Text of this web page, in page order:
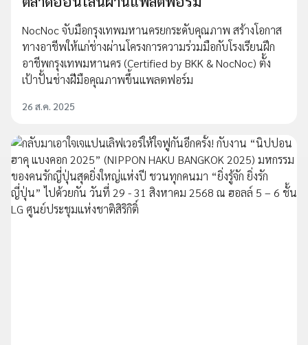
NocNoc จับมือกรุงเทพมหานครยกระดับคุณภาพ สร้างโอกาส
ทางอาชีพให้แก่ช่างผ่านโครงการความร่วมมือกับโรงเรียนฝึก
อาชีพกรุงเทพมหานคร (Certified by BKK & NocNoc) ตั้ง
เป้าปั้นช่างฝีมือคุณภาพขึ้นแพลตฟอร์ม
26 ส.ค. 2025